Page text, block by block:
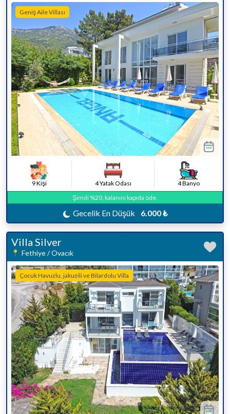
Geniş Aile Villası
9 Kişi 4 Yatak Odası
4 Banyo
Şimdi %20, kalanını kapıda öde.
Gecelik En Düşük 6.000 ₺
Villa Silver
Fethiye / Ovacık
Çocuk Havuzlu, jakuzili ve Bilardolu Villa